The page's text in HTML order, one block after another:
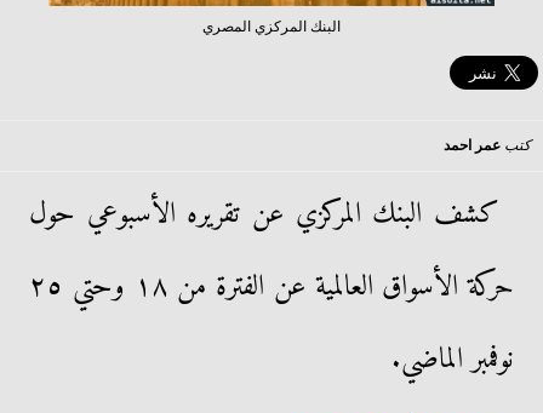
البنك المركزي المصري
كتب عمر احمد
كشف البنك المركزي عن تقريره الأسبوعي حول
حركة الأسواق العالمية عن الفترة من ١٨ وحتي ٢٥
نوفمبر الماضي.